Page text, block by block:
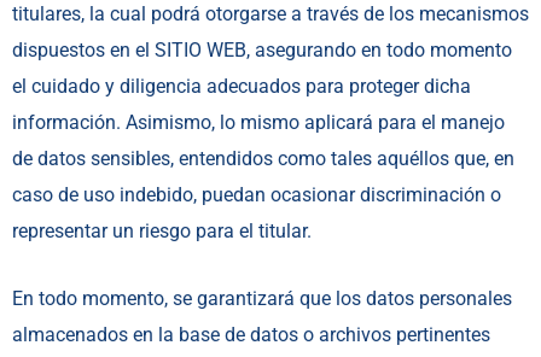
titulares, la cual podrá otorgarse a través de los mecanismos
dispuestos en el SITIO WEB, asegurando en todo momento
el cuidado y diligencia adecuados para proteger dicha
información. Asimismo, lo mismo aplicará para el manejo
de datos sensibles, entendidos como tales aquéllos que, en
caso de uso indebido, puedan ocasionar discriminación o
representar un riesgo para el titular.
En todo momento, se garantizará que los datos personales
almacenados en la base de datos o archivos pertinentes